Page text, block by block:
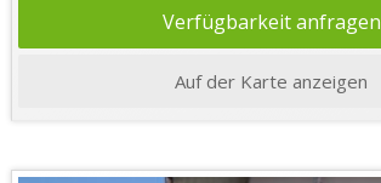
Verfügbarkeit anfragen
Auf der Karte anzeigen